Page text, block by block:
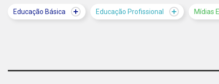
Educação Básica Educação Profissional Mídias